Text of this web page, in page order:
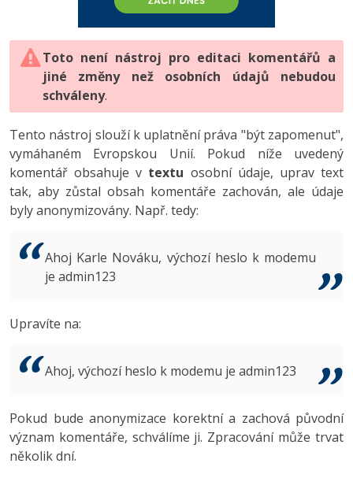
HTML5, CSS3, Bootstrap, SEO
SQL a databáze
Testování a verzování
UML a návrhové vzory
React
Spring
ASP.NET MVC
Best practices
PHP
JavaScript
Python
HTML / CSS
UML a návrhové vzory
MySQL/MariaDB
MS-SQL
Vývojář mobilních aplikací
C# Game developer
Tester
Systémový administrátor
3D grafik
Copywriter
WordPress specialista
-80%
JavaScript -80%
PHP -80%
Swift -80%
Kotlin -80%
VB.NET
Algoritmy -41%
Umělá inteligence (AI) -10%
Digitální gramotnost
Marketing
WordPress
SEO
UX
Business
Copywriting
Windows
-80%
Adobe Illustrator -80%
Adobe Lightroom
Adobe XD
Adobe InDesign -25%
Adobe After Effects
Inkscape
Fórum
Toto není nástroj pro editaci komentářů a
jiné změny než osobních údajů nebudou
schváleny.
Tento nástroj slouží k uplatnění práva "být zapomenut",
vymáhaném Evropskou Unií. Pokud níže uvedený
komentář obsahuje v textu osobní údaje, uprav text
tak, aby zůstal obsah komentáře zachován, ale údaje
byly anonymizovány. Např. tedy:
Ahoj Karle Nováku, výchozí heslo k modemu
je admin123
Upravíte na:
Ahoj, výchozí heslo k modemu je admin123
Pokud bude anonymizace korektní a zachová původní
význam komentáře, schválíme ji. Zpracování může trvat
několik dní.